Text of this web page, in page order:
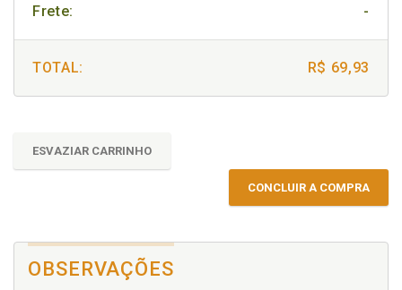
Frete: -
TOTAL: R$ 69,93
ESVAZIAR CARRINHO
CONCLUIR A COMPRA
OBSERVAÇÕES